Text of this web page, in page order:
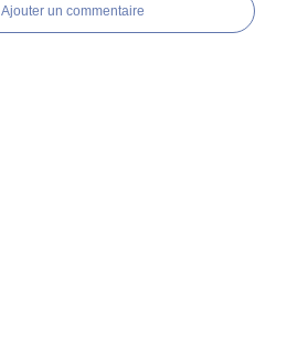
Ajouter un commentaire